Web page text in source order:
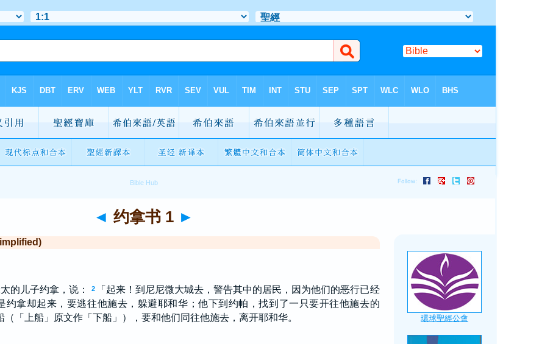
◄ 约拿书 1 ►
的儿子约拿，说： 2
「起来！到尼尼微大城去，警告其中的居民，因为他们的恶行已经
约拿却起来，要逃往他施去，躲避耶和华；他下到约帕，找到了一只要开往他施去的
「上船」原文作「下船」），要和他们同往他施去，离开耶和华。